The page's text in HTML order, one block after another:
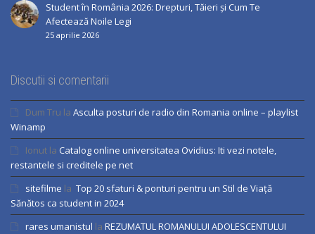
Student în România 2026: Drepturi, Tăieri și Cum Te
Afectează Noile Legi
25 aprilie 2026
Discutii si comentarii
Dum Tru la Asculta posturi de radio din Romania online – playlist
Winamp
Ionut la Catalog online universitatea Ovidius: Iti vezi notele,
restantele si creditele pe net
sitefilme la Top 20 sfaturi & ponturi pentru un Stil de Viață
Sănătos ca student in 2024
rares umanistul la REZUMATUL ROMANULUI ADOLESCENTULUI